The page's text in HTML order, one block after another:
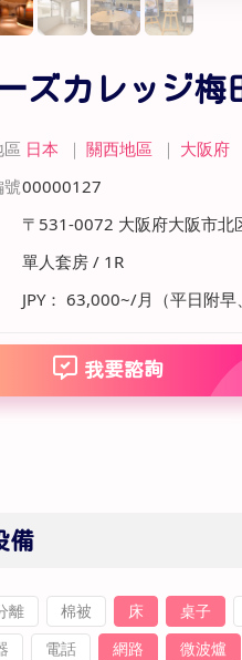
ズカレッジ梅
區 日本 ｜ 關西地區 ｜ 大阪府
00000127
〒531-0072 大阪府大阪市北
單人套房 / 1R
JPY： 63,000~/月（平日附早
我要諮詢
備
離 棉被 床 桌子
電話 網路 微波爐